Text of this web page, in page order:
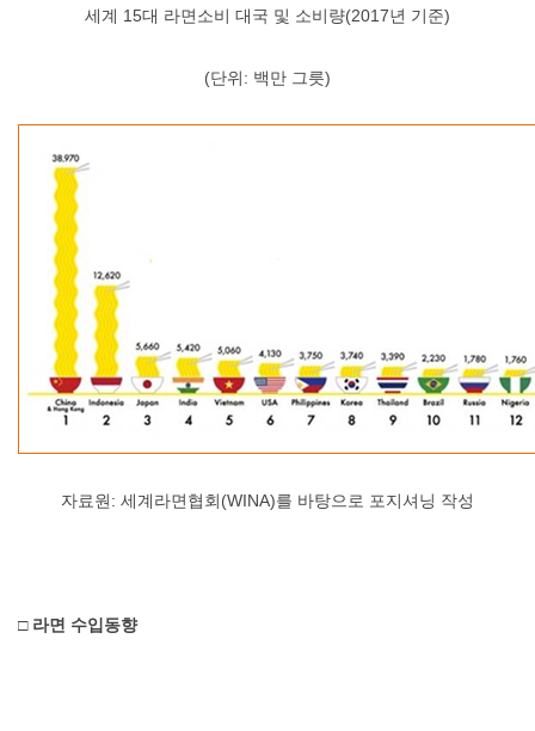
세계 15대 라면소비 대국 및 소비량(2017년 기준)
(단위: 백만 그릇)
자료원: 세계라면협회(WINA)를 바탕으로 포지셔닝 작성
□ 라면 수입동향